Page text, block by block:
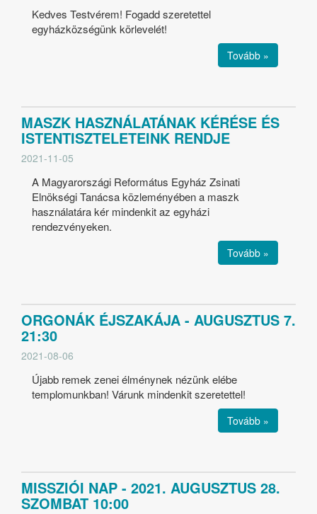
Kedves Testvérem! Fogadd szeretettel
egyházközségünk körlevelét!
Tovább »
MASZK HASZNÁLATÁNAK KÉRÉSE ÉS
ISTENTISZTELETEINK RENDJE
2021-11-05
A Magyarországi Református Egyház Zsinati
Elnökségi Tanácsa közleményében a maszk
használatára kér mindenkit az egyházi
rendezvényeken.
Tovább »
ORGONÁK ÉJSZAKÁJA - AUGUSZTUS 7.
21:30
2021-08-06
Újabb remek zenei élménynek nézünk elébe
templomunkban! Várunk mindenkit szeretettel!
Tovább »
MISSZIÓI NAP - 2021. AUGUSZTUS 28.
SZOMBAT 10:00